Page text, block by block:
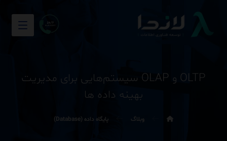
OLTP و OLAP سیستم‌هایی برای مدیریت
بهینه داده ها
وبلاگ پایگاه داده (Database)